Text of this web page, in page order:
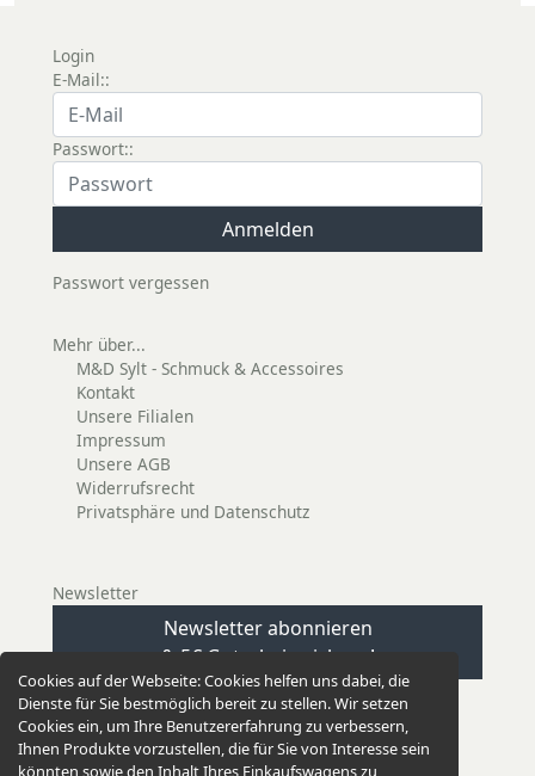
Cookies auf der Webseite:Cookies helfen uns dabei, die
Dienste für Sie bestmöglich bereit zu stellen. Wir setzen
Cookies ein, um Ihre Benutzererfahrung zu verbessern,
Ihnen Produkte vorzustellen, die für Sie von Interesse sein
Login
E-Mail::
Passwort::
Passwort vergessen
Mehr über...
M&D Sylt - Schmuck & Accessoires
Kontakt
Unsere Filialen
Impressum
Unsere AGB
Widerrufsrecht
Privatsphäre und Datenschutz
Newsletter
Newsletter abonnieren
& 5€ Gutschein sichern!